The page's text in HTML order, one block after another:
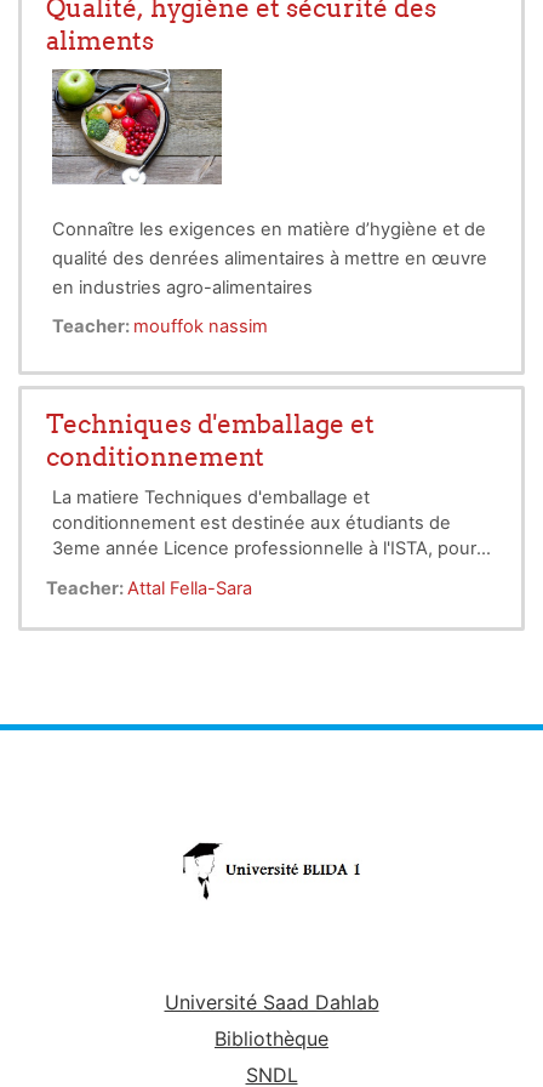
de blida 1.
Le rendre acteur dans le développement et
l’aboutissement d’un
Qualité, hygiène et sécurité des
aliments
Connaître les exigences en matière d’hygiène et de
qualité des denrées alimentaires à mettre en œuvre
en industries agro-alimentaires
contamination d’un produit alimentaire
Teacher: mouffok nassim
Techniques d'emballage et
conditionnement
La matiere Techniques d'emballage et
conditionnement est destinée aux étudiants de
3eme année Licence professionnelle à l'ISTA, pour
Teacher: Attal Fella-Sara
Université Saad Dahlab
Bibliothèque
SNDL